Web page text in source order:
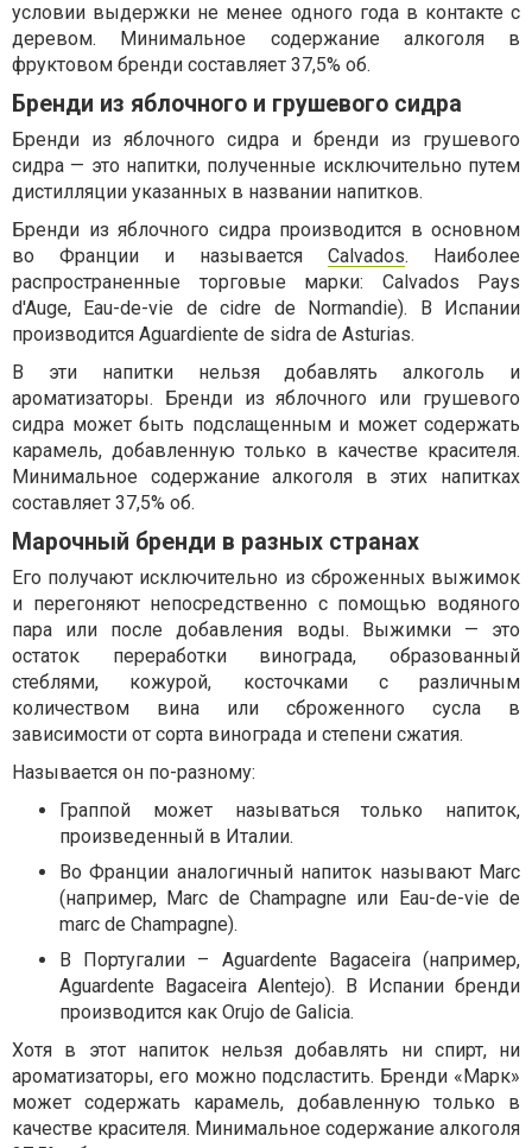
условии выдержки не менее одного года в контакте с
деревом. Минимальное содержание алкоголя в
фруктовом бренди составляет 37,5% об.
Бренди из яблочного и грушевого сидра
Бренди из яблочного сидра и бренди из грушевого
сидра — это напитки, полученные исключительно путем
дистилляции указанных в названии напитков.
Бренди из яблочного сидра производится в основном
во Франции и называется Calvados. Наиболее
распространенные торговые марки: Calvados Pays
d'Auge, Eau-de-vie de cidre de Normandie). В Испании
производится Aguardiente de sidra de Asturias.
В эти напитки нельзя добавлять алкоголь и
ароматизаторы. Бренди из яблочного или грушевого
сидра может быть подслащенным и может содержать
карамель, добавленную только в качестве красителя.
Минимальное содержание алкоголя в этих напитках
составляет 37,5% об.
Марочный бренди в разных странах
Его получают исключительно из сброженных выжимок
и перегоняют непосредственно с помощью водяного
пара или после добавления воды. Выжимки — это
остаток переработки винограда, образованный
стеблями, кожурой, косточками с различным
количеством вина или сброженного сусла в
зависимости от сорта винограда и степени сжатия.
Называется он по-разному:
Граппой может называться только напиток,
произведенный в Италии.
Во Франции аналогичный напиток называют Marc
(например, Marc de Champagne или Eau-de-vie de
marc de Champagne).
В Португалии – Aguardente Bagaceira (например,
Aguardente Bagaceira Alentejo). В Испании бренди
производится как Orujo de Galicia.
Хотя в этот напиток нельзя добавлять ни спирт, ни
ароматизаторы, его можно подсластить. Бренди «Марк»
может содержать карамель, добавленную только в
качестве красителя. Минимальное содержание алкоголя